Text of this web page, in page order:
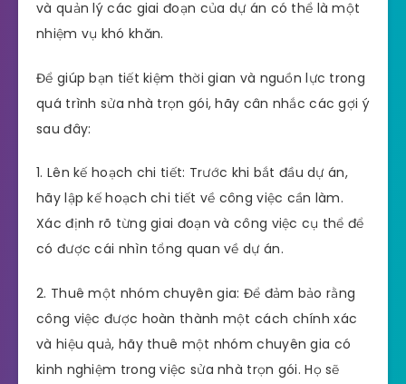
và quản lý các giai đoạn của dự án có thể là một
nhiệm vụ khó khăn.
Để giúp bạn tiết kiệm thời gian và nguồn lực trong
quá trình sửa nhà trọn gói, hãy cân nhắc các gợi ý
sau đây:
1. Lên kế hoạch chi tiết: Trước khi bắt đầu dự án,
hãy lập kế hoạch chi tiết về công việc cần làm.
Xác định rõ từng giai đoạn và công việc cụ thể để
có được cái nhìn tổng quan về dự án.
2. Thuê một nhóm chuyên gia: Để đảm bảo rằng
công việc được hoàn thành một cách chính xác
và hiệu quả, hãy thuê một nhóm chuyên gia có
kinh nghiệm trong việc sửa nhà trọn gói. Họ sẽ